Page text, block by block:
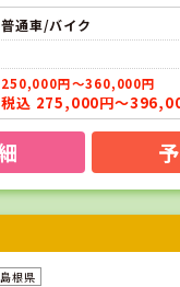
普通車/バイク
250,000円～360,000円
税込 275,000円～
島根県